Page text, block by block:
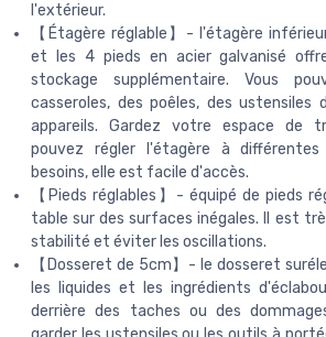
l'extérieur.
【Étagère réglable】- l'étagère
et les 4 pieds en acier galvanisé
stockage supplémentaire. Vous
casseroles, des poêles, des ustensiles
appareils. Gardez votre espace de
pouvez régler l'étagère à
besoins, elle est facile d'accès.
【Pieds réglables】- équipé de pieds
table sur des surfaces inégales. Il est
stabilité et éviter les oscillations.
【Dosseret de 5cm】- le dosseret
les liquides et les ingrédients
derrière des taches ou des